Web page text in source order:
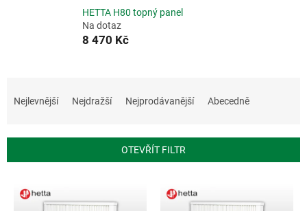
HETTA H80 topný panel
Na dotaz
8 470 Kč
í
Nejlevnější Nejdražší Nejprodávanější Abecedně
OTEVŘÍT FILTR